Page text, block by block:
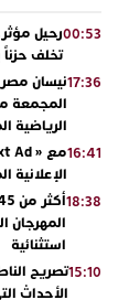
00:53رحيل
تخلف حزناً
17:36نيسان مصر
المجمعة
الرياضية
16:41
الإعلانية
18:38
المهرجان
استثنائية
15:10تصريح
الأحداث